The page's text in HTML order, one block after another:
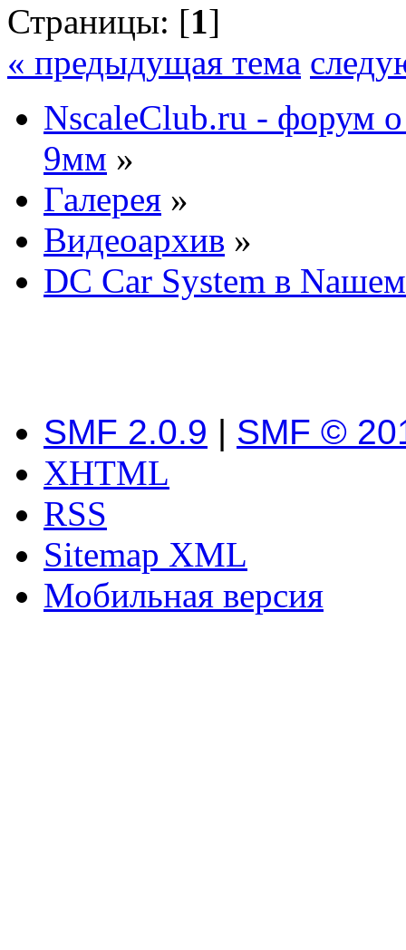
Страницы: [1]
« предыдущая тема
NscaleClub.ru - форум
9мм »
Галерея »
Видеоархив »
DC Car System в
SMF 2.0.9 | SMF ©
XHTML
RSS
Sitemap XML
Мобильная версия